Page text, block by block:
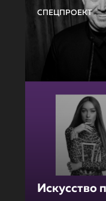
СПЕЦПРОЕКТ
Искусство